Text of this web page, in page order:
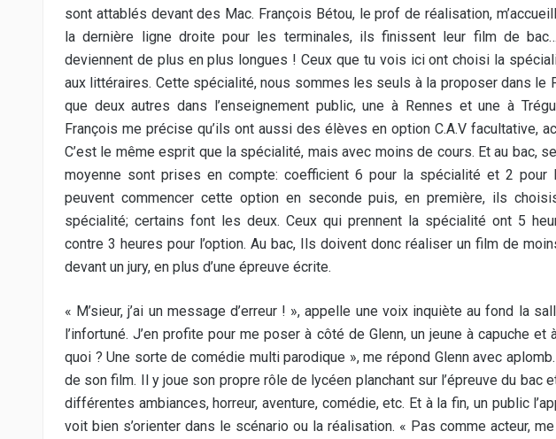
sont attablés devant des Mac. François Bétou, le prof de réalisation,
la dernière ligne droite pour les terminales, ils finissent leur film de
deviennent de plus en plus longues ! Ceux que tu vois ici ont choisi la
aux littéraires. Cette spécialité, nous sommes les seuls à la proposer dans le
que deux autres dans l’enseignement public, une à Rennes et une à
François me précise qu’ils ont aussi des élèves en option C.A.V facultative,
C’est le même esprit que la spécialité, mais avec moins de cours. Et au bac,
moyenne sont prises en compte: coefficient 6 pour la spécialité et 2 pour
peuvent commencer cette option en seconde puis, en première, ils
spécialité; certains font les deux. Ceux qui prennent la spécialité ont 5
contre 3 heures pour l’option. Au bac, Ils doivent donc réaliser un film de
devant un jury, en plus d’une épreuve écrite.
« M’sieur, j’ai un message d’erreur ! », appelle une voix inquiète au fond la
l’infortuné. J’en profite pour me poser à côté de Glenn, un jeune à capuche et
quoi ? Une sorte de comédie multi parodique », me répond Glenn avec
de son film. Il y joue son propre rôle de lycéen planchant sur l’épreuve du bac
différentes ambiances, horreur, aventure, comédie, etc. Et à la fin, un public
voit bien s’orienter dans le scénario ou la réalisation. « Pas comme acteur,